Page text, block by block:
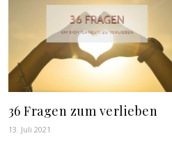
36 Fragen zum verlieben
13. Juli 2021